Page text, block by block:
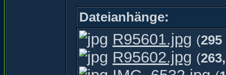
Dateianhänge:
R95601.jpg (
R95602.jpg (